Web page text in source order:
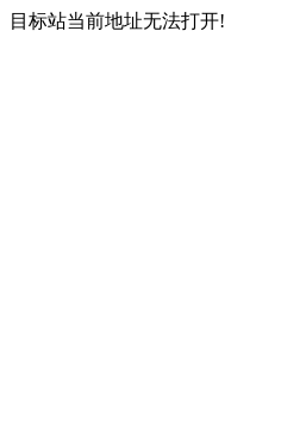
目标站当前地址无法打开!